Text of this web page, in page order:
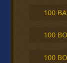
100
100
100